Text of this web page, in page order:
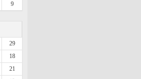
9
29
18
21